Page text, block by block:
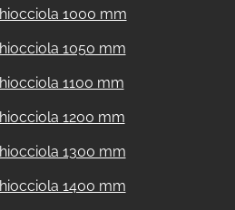
1000 mm
1050 mm
1100 mm
1200 mm
1300 mm
1400 mm